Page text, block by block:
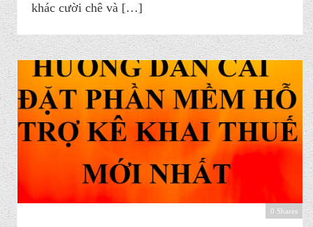
khác cười chê và […]
0 Shares